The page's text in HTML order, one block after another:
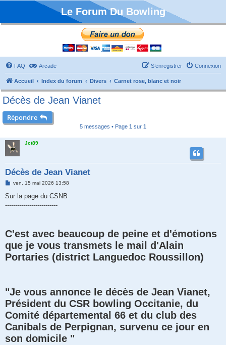
Le Forum Du Bowling
FAQ Arcade Connexion
S’enregistrer
Accueil Index du forum Divers Carnet rose, blanc et noir
Décès de Jean Vianet
Répondre
5 messages • Page 1 sur 1
Jct89
Décès de Jean Vianet
M
s
a
ven. 15 mai 2026 13:58
Sur la page du CSNB
--------------------------
C'est avec beaucoup de peine et d'émotions
que je vous transmets le mail d'Alain
Portaries (district Languedoc Roussillon)
"Je vous annonce le décès de Jean Vianet,
Président du CSR bowling Occitanie, du
Comité départemental 66 et du club des
Canibals de Perpignan, survenu ce jour en
son domicile "